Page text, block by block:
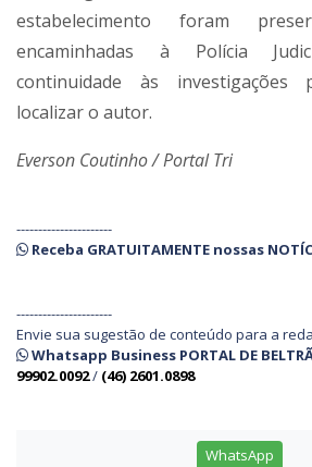
estabelecimento foram
encaminhadas à Polícia
continuidade às investigações
localizar o autor.
Everson Coutinho / Portal Tri
----------------------
Receba GRATUITAMENTE nossas
----------------------
Envie sua sugestão de conteúdo para a
Whatsapp Business PORTAL DE
99902.0092/ (46) 2601.0898
WhatsApp